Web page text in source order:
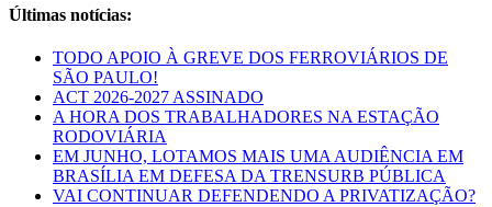
Últimas notícias:
TODO APOIO À GREVE DOS FERROVIÁRIOS DE
SÃO PAULO!
ACT 2026-2027 ASSINADO
A HORA DOS TRABALHADORES NA ESTAÇÃO
RODOVIÁRIA
EM JUNHO, LOTAMOS MAIS UMA AUDIÊNCIA EM
BRASÍLIA EM DEFESA DA TRENSURB PÚBLICA
VAI CONTINUAR DEFENDENDO A PRIVATIZAÇÃO?